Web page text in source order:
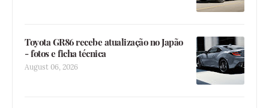
Toyota GR86 recebe atualização no Japão
- fotos e ficha técnica
August 06, 2026